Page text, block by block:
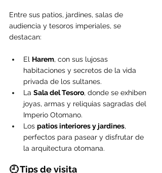
Entre sus patios, jardines, salas de
audiencia y tesoros imperiales, se
destacan:
El Harem, con sus lujosas
habitaciones y secretos de la vida
privada de los sultanes.
La Sala del Tesoro, donde se exhiben
joyas, armas y reliquias sagradas del
Imperio Otomano.
Los patios interiores y jardines,
perfectos para pasear y disfrutar de
la arquitectura otomana.
🕘 Tips de visita